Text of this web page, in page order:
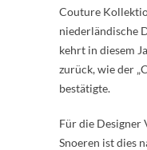
Couture
niederländische
kehrt in diesem
zurück, wie der
bestätigte.
Für die
Snoeren ist dies